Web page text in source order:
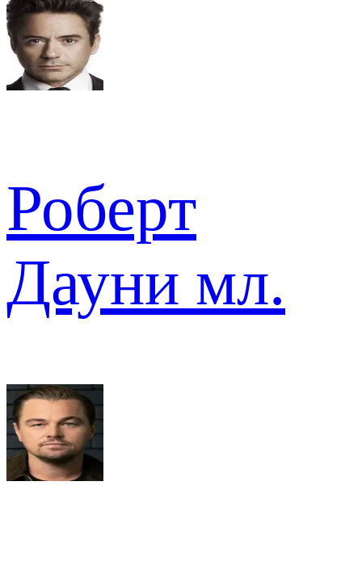
Роберт
Дауни мл.